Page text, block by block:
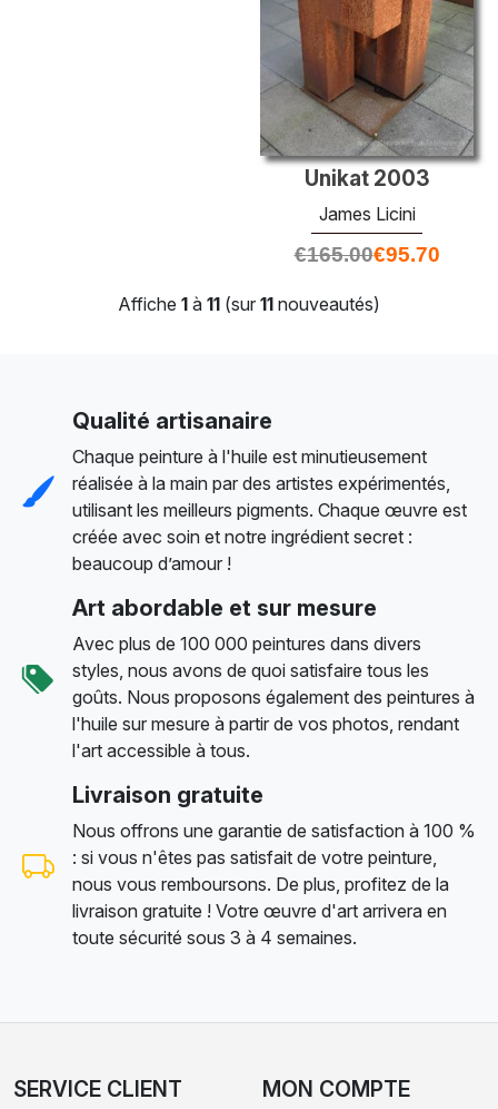
Unikat 2003
James Licini
€165.00€95.70
Affiche 1 à 11 (sur 11 nouveautés)
Qualité artisanaire
Chaque peinture à l'huile est minutieusement
réalisée à la main par des artistes expérimentés,
utilisant les meilleurs pigments. Chaque œuvre est
créée avec soin et notre ingrédient secret :
beaucoup d’amour !
Art abordable et sur mesure
Avec plus de 100 000 peintures dans divers
styles, nous avons de quoi satisfaire tous les
goûts. Nous proposons également des peintures à
l'huile sur mesure à partir de vos photos, rendant
l'art accessible à tous.
Livraison gratuite
Nous offrons une garantie de satisfaction à 100 %
: si vous n'êtes pas satisfait de votre peinture,
nous vous remboursons. De plus, profitez de la
livraison gratuite ! Votre œuvre d'art arrivera en
toute sécurité sous 3 à 4 semaines.
SERVICE CLIENT MON COMPTE